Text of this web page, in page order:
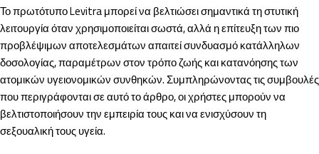
Το πρωτότυπο Levitra μπορεί να βελτιώσει σημαντικά τη στυτική
λειτουργία όταν χρησιμοποιείται σωστά, αλλά η επίτευξη των πιο
προβλέψιμων αποτελεσμάτων απαιτεί συνδυασμό κατάλληλων
δοσολογίας, παραμέτρων στον τρόπο ζωής και κατανόησης των
ατομικών υγειονομικών συνθηκών. Συμπληρώνοντας τις συμβουλές
που περιγράφονται σε αυτό το άρθρο, οι χρήστες μπορούν να
βελτιστοποιήσουν την εμπειρία τους και να ενισχύσουν τη
σεξουαλική τους υγεία.